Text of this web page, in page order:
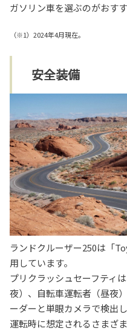
ガソリン車を選ぶのがおすす
（※1）2024年4月現在。
安全装備
ランドクルーザー250は「
用しています。
プリクラッシュセーフティ
夜）、自転車運転者（昼夜
ーダーと単眼カメラで検出し
運転時に想定されるさまざ